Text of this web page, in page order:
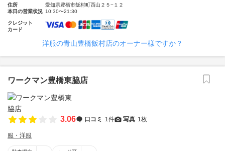
住所
愛知県豊橋市飯村町西山２５−１２
本日の営業状況 10:30〜21:30
クレジット
カード
洋服の青山豊橋飯村店のオーナー様ですか？
ワークマン豊橋東脇店
3.06 口コミ 1件 写真 1枚
服・洋服